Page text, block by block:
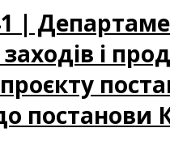
|
і
постанови